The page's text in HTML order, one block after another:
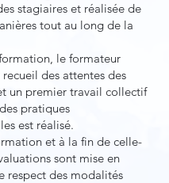
stagiaires et réalisée de
tout au long de la
le formateur
des attentes des
un premier travail collectif
pratiques
est réalisé.
et à la fin de celle-
sont mise en
respect des modalités